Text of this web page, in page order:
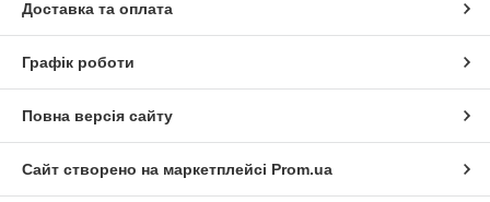
Доставка та оплата
Графік роботи
Повна версія сайту
Сайт створено на маркетплейсі Prom.ua